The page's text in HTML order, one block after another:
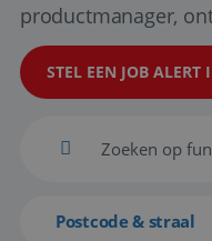
productmanager,
STEL EEN JOB ALERT
Postcode & straal